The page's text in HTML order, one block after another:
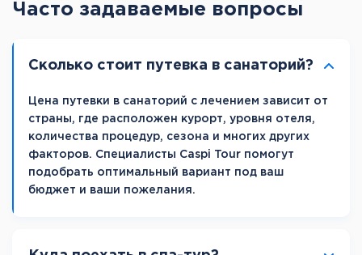
Часто задаваемые вопросы
Сколько стоит путевка в санаторий?
Цена путевки в санаторий с лечением зависит от
страны, где расположен курорт, уровня отеля,
количества процедур, сезона и многих других
факторов. Специалисты Caspi Tour помогут
подобрать оптимальный вариант под ваш
бюджет и ваши пожелания.